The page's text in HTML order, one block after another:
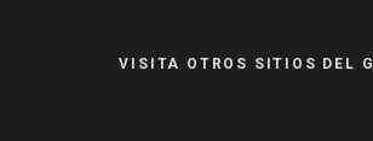
VISITA OTROS SITIOS DEL